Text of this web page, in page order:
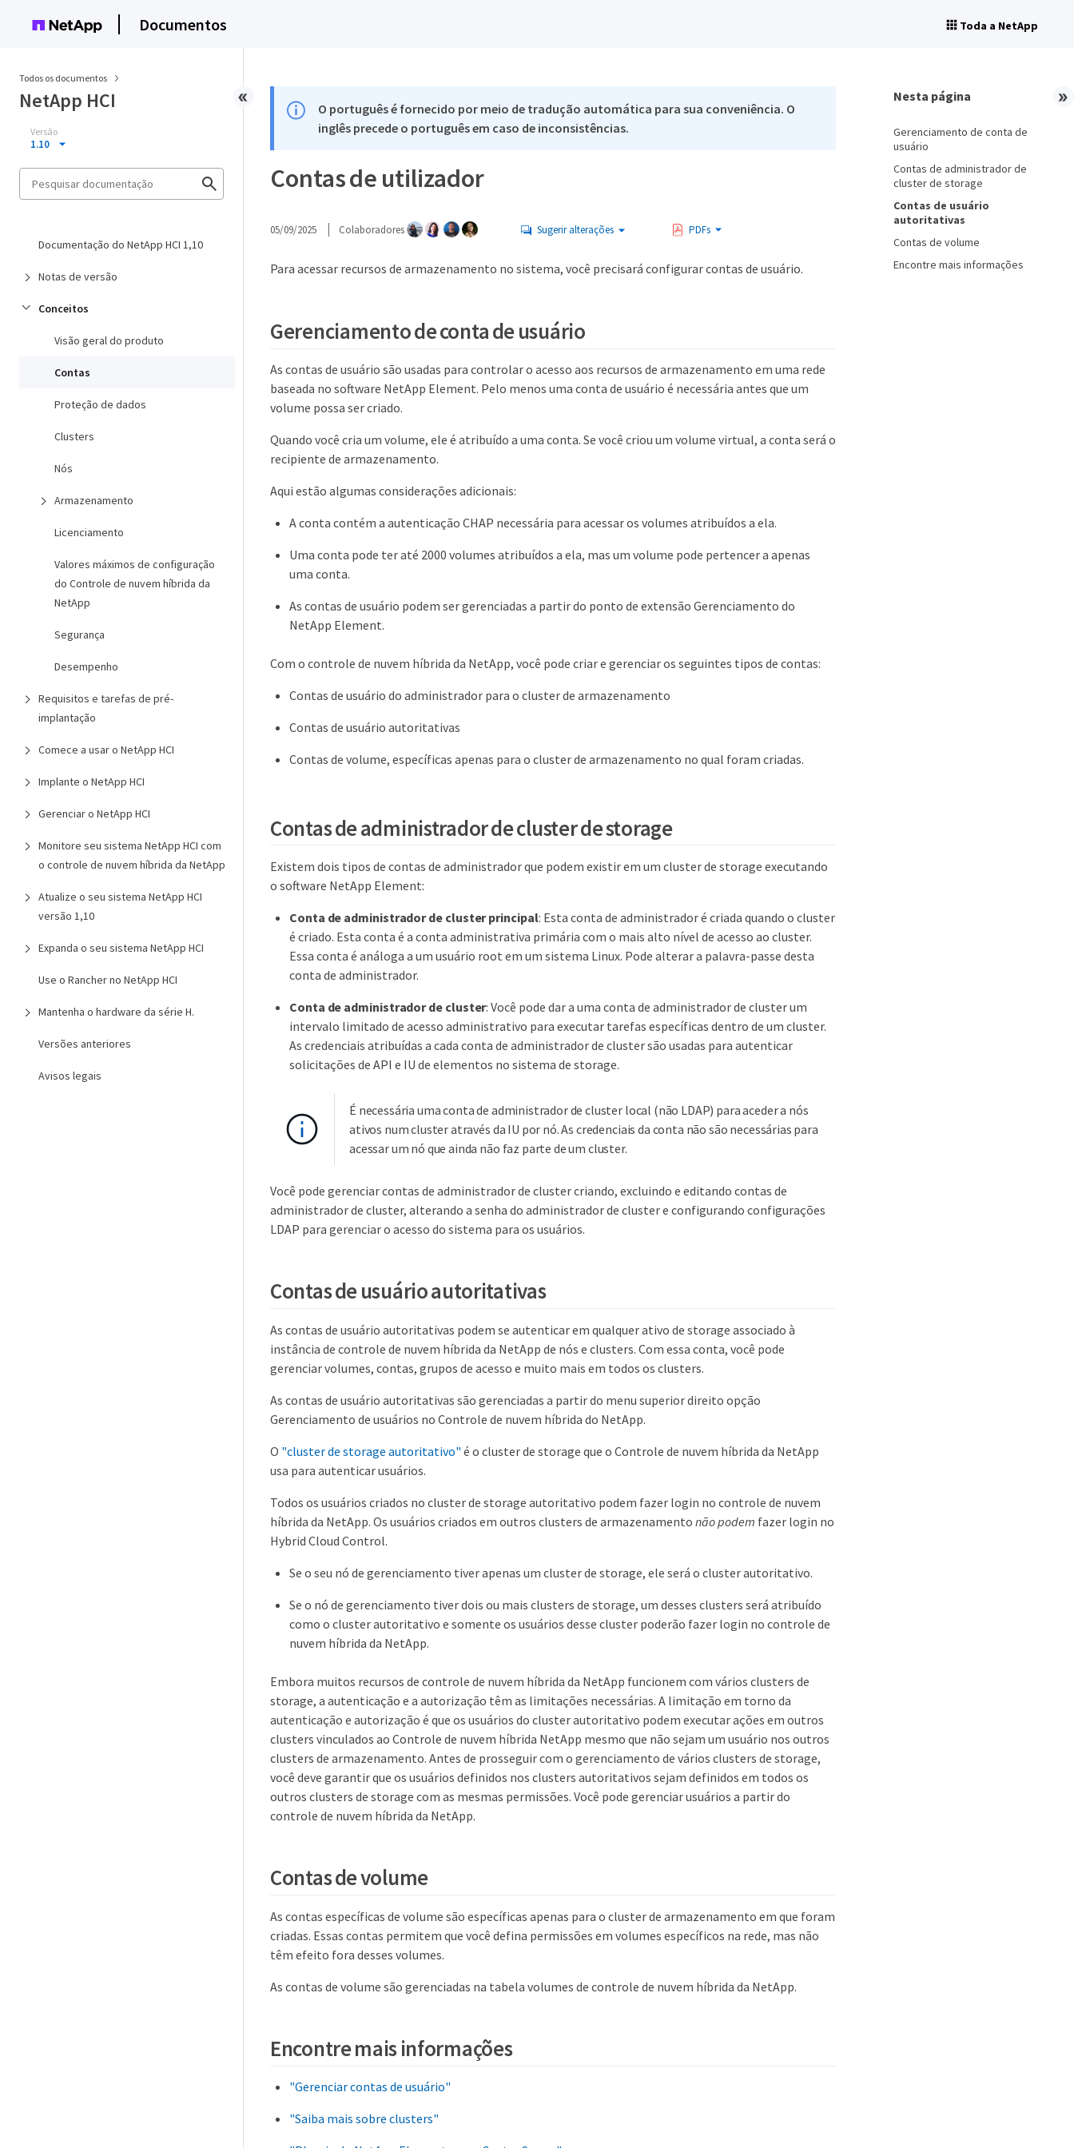
Documentos Toda a NetApp
Todos os documentos
NetApp HCI
Versão
1.10
Documentação do NetApp HCI 1,10
Notas de versão
Conceitos
Visão geral do produto
Contas
Proteção de dados
Clusters
Nós
Armazenamento
Licenciamento
Valores máximos de configuração
do Controle de nuvem híbrida da
NetApp
Segurança
Desempenho
Requisitos e tarefas de pré-
implantação
Comece a usar o NetApp HCI
Implante o NetApp HCI
Gerenciar o NetApp HCI
Monitore seu sistema NetApp HCI com
o controle de nuvem híbrida da NetApp
Atualize o seu sistema NetApp HCI
versão 1,10
Expanda o seu sistema NetApp HCI
Use o Rancher no NetApp HCI
Mantenha o hardware da série H.
Versões anteriores
Avisos legais
O português é fornecido por meio de tradução automática para sua conveniência. O
inglês precede o português em caso de inconsistências.
Contas de utilizador
05/09/2025 Colaboradores Sugerir alterações PDFs
Para acessar recursos de armazenamento no sistema, você precisará configurar contas de usuário.
Gerenciamento de conta de usuário
As contas de usuário são usadas para controlar o acesso aos recursos de armazenamento em uma rede
baseada no software NetApp Element. Pelo menos uma conta de usuário é necessária antes que um
volume possa ser criado.
Quando você cria um volume, ele é atribuído a uma conta. Se você criou um volume virtual, a conta será o
recipiente de armazenamento.
Aqui estão algumas considerações adicionais:
A conta contém a autenticação CHAP necessária para acessar os volumes atribuídos a ela.
Uma conta pode ter até 2000 volumes atribuídos a ela, mas um volume pode pertencer a apenas
uma conta.
As contas de usuário podem ser gerenciadas a partir do ponto de extensão Gerenciamento do
NetApp Element.
Com o controle de nuvem híbrida da NetApp, você pode criar e gerenciar os seguintes tipos de contas:
Contas de usuário do administrador para o cluster de armazenamento
Contas de usuário autoritativas
Contas de volume, específicas apenas para o cluster de armazenamento no qual foram criadas.
Contas de administrador de cluster de storage
Existem dois tipos de contas de administrador que podem existir em um cluster de storage executando
o software NetApp Element:
Conta de administrador de cluster principal: Esta conta de administrador é criada quando o cluster
é criado. Esta conta é a conta administrativa primária com o mais alto nível de acesso ao cluster.
Essa conta é análoga a um usuário root em um sistema Linux. Pode alterar a palavra-passe desta
conta de administrador.
Conta de administrador de cluster: Você pode dar a uma conta de administrador de cluster um
intervalo limitado de acesso administrativo para executar tarefas específicas dentro de um cluster.
As credenciais atribuídas a cada conta de administrador de cluster são usadas para autenticar
solicitações de API e IU de elementos no sistema de storage.
É necessária uma conta de administrador de cluster local (não LDAP) para aceder a nós
ativos num cluster através da IU por nó. As credenciais da conta não são necessárias para
acessar um nó que ainda não faz parte de um cluster.
Você pode gerenciar contas de administrador de cluster criando, excluindo e editando contas de
administrador de cluster, alterando a senha do administrador de cluster e configurando configurações
LDAP para gerenciar o acesso do sistema para os usuários.
Contas de usuário autoritativas
As contas de usuário autoritativas podem se autenticar em qualquer ativo de storage associado à
instância de controle de nuvem híbrida da NetApp de nós e clusters. Com essa conta, você pode
gerenciar volumes, contas, grupos de acesso e muito mais em todos os clusters.
As contas de usuário autoritativas são gerenciadas a partir do menu superior direito opção
Gerenciamento de usuários no Controle de nuvem híbrida do NetApp.
O "cluster de storage autoritativo" é o cluster de storage que o Controle de nuvem híbrida da NetApp
usa para autenticar usuários.
Todos os usuários criados no cluster de storage autoritativo podem fazer login no controle de nuvem
híbrida da NetApp. Os usuários criados em outros clusters de armazenamento não podem fazer login no
Hybrid Cloud Control.
Se o seu nó de gerenciamento tiver apenas um cluster de storage, ele será o cluster autoritativo.
Se o nó de gerenciamento tiver dois ou mais clusters de storage, um desses clusters será atribuído
como o cluster autoritativo e somente os usuários desse cluster poderão fazer login no controle de
nuvem híbrida da NetApp.
Embora muitos recursos de controle de nuvem híbrida da NetApp funcionem com vários clusters de
storage, a autenticação e a autorização têm as limitações necessárias. A limitação em torno da
autenticação e autorização é que os usuários do cluster autoritativo podem executar ações em outros
clusters vinculados ao Controle de nuvem híbrida NetApp mesmo que não sejam um usuário nos outros
clusters de armazenamento. Antes de prosseguir com o gerenciamento de vários clusters de storage,
você deve garantir que os usuários definidos nos clusters autoritativos sejam definidos em todos os
outros clusters de storage com as mesmas permissões. Você pode gerenciar usuários a partir do
controle de nuvem híbrida da NetApp.
Contas de volume
As contas específicas de volume são específicas apenas para o cluster de armazenamento em que foram
criadas. Essas contas permitem que você defina permissões em volumes específicos na rede, mas não
têm efeito fora desses volumes.
As contas de volume são gerenciadas na tabela volumes de controle de nuvem híbrida da NetApp.
Encontre mais informações
"Gerenciar contas de usuário"
"Saiba mais sobre clusters"
Nesta página
Gerenciamento de conta de
usuário
Contas de administrador de
cluster de storage
Contas de usuário
autoritativas
Contas de volume
Encontre mais informações